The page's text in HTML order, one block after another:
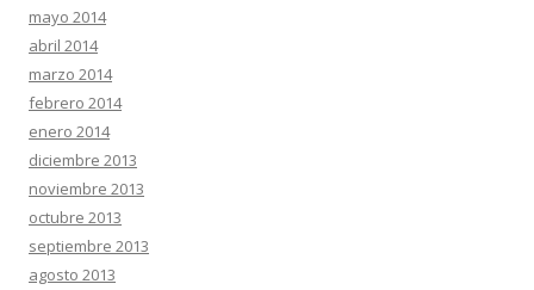
mayo 2014
abril 2014
marzo 2014
febrero 2014
enero 2014
diciembre 2013
noviembre 2013
octubre 2013
septiembre 2013
agosto 2013